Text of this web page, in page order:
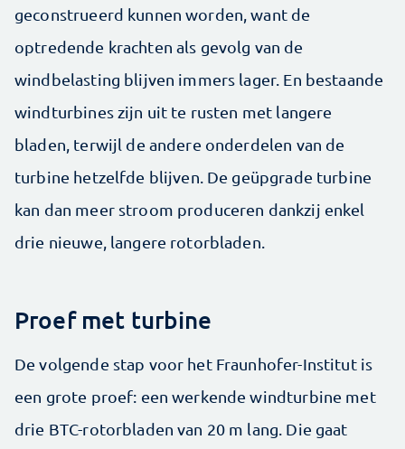
geconstrueerd kunnen worden, want de
optredende krachten als gevolg van de
windbelasting blijven immers lager. En bestaande
windturbines zijn uit te rusten met langere
bladen, terwijl de andere onderdelen van de
turbine hetzelfde blijven. De geüpgrade turbine
kan dan meer stroom produceren dankzij enkel
drie nieuwe, langere rotorbladen.
Proef met turbine
De volgende stap voor het Fraunhofer-Institut is
een grote proef: een werkende windturbine met
drie BTC-rotorbladen van 20 m lang. Die gaat